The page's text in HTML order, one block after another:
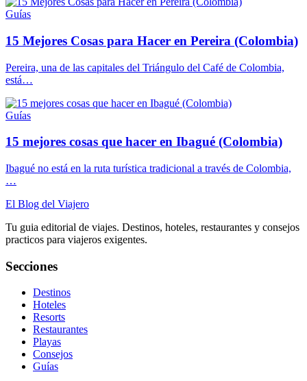
Guías
15 Mejores Cosas para Hacer en Pereira (Colombia)
Pereira, una de las capitales del Triángulo del Café de Colombia,
está…
Guías
15 mejores cosas que hacer en Ibagué (Colombia)
Ibagué no está en la ruta turística tradicional a través de Colombia,
…
El Blog del Viajero
Tu guia editorial de viajes. Destinos, hoteles, restaurantes y consejos
practicos para viajeros exigentes.
Secciones
Destinos
Hoteles
Resorts
Restaurantes
Playas
Consejos
Guías